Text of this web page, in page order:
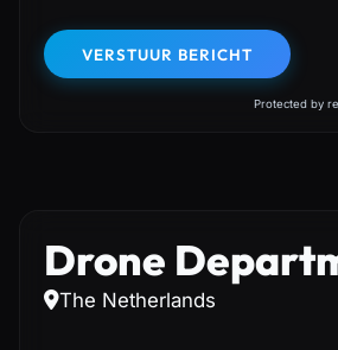
VERSTUUR BERICHT
Protected by
Drone
The Netherlands